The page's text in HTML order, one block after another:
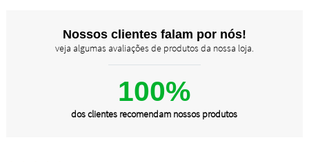
Nossos clientes falam por nós!
veja algumas avaliações de produtos da nossa loja.
100%
dos clientes recomendam nossos produtos